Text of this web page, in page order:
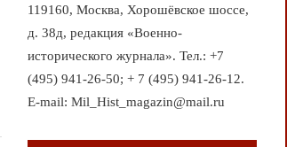
119160, Москва, Хорошёвское шоссе,
д. 38д, редакция «Военно-
исторического журнала». Тел.: +7
(495) 941-26-50; + 7 (495) 941-26-12.
E-mail: Mil_Hist_magazin@mail.ru